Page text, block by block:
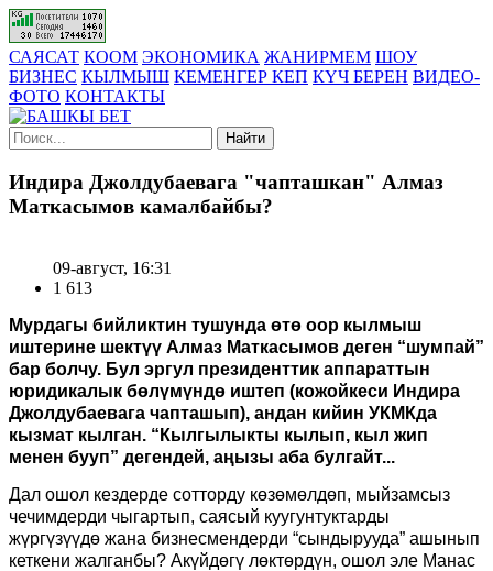
САЯСАТ КООМ ЭКОНОМИКА ЖАНИРМЕМ ШОУ
БИЗНЕС КЫЛМЫШ КЕМЕНГЕР КЕП КҮЧ БЕРЕН ВИДЕО-
ФОТО КОНТАКТЫ
Найти
Индира Джолдубаевага "чапташкан" Алмаз
Маткасымов камалбайбы?
09-август, 16:31
1 613
Мурдагы бийликтин тушунда өтө оор кылмыш
иштерине шектүү Алмаз Маткасымов деген “шумпай”
бар болчу. Бул эргул президенттик аппараттын
юридикалык бөлүмүндө иштеп (кожойкеси Индира
Джолдубаевага чапташып), андан кийин УКМКда
кызмат кылган. “Кылгылыкты кылып, кыл жип
менен бууп” дегендей, аңызы аба булгайт...
Дал ошол кездерде сотторду көзөмөлдөп, мыйзамсыз
чечимдерди чыгартып, саясый куугунтуктарды
жүргүзүүдө жана бизнесмендерди “сындырууда” ашынып
кеткени жалганбы? Акүйдөгү лөктөрдүн, ошол эле Манас